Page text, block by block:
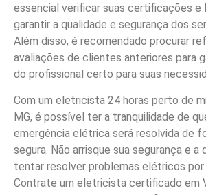
essencial verificar suas certificações e
garantir a qualidade e segurança dos
Além disso, é recomendado procurar
avaliações de clientes anteriores para
do profissional certo para suas
Com um eletricista 24 horas perto de
MG, é possível ter a tranquilidade de
emergência elétrica será resolvida de
segura. Não arrisque sua segurança e a
tentar resolver problemas elétricos por
Contrate um eletricista certificado em